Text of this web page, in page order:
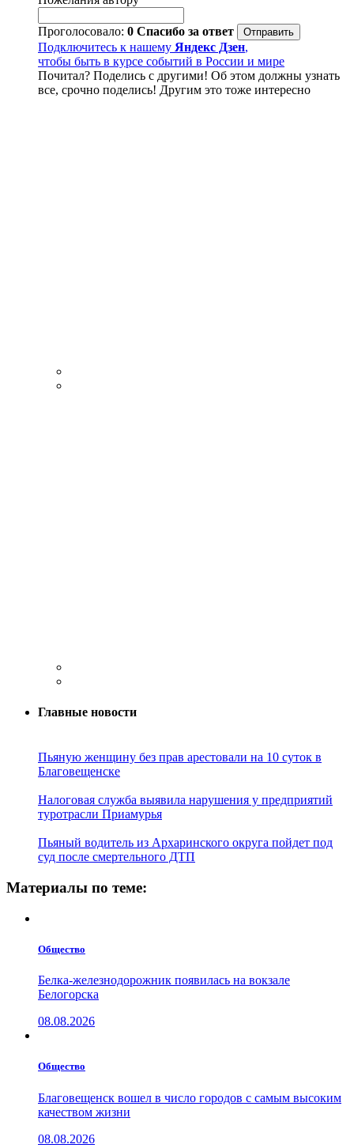
Проголосовало: 0 Спасибо за ответ
Подключитесь к нашему Яндекс Дзен,
чтобы быть в курсе событий в России и мире
Почитал? Поделись с другими! Об этом должны узнать
все, срочно поделись! Другим это тоже интересно
Главные новости
Пьяную женщину без прав арестовали на 10 суток в
Благовещенске
Налоговая служба выявила нарушения у предприятий
туротрасли Приамурья
Пьяный водитель из Архаринского округа пойдет под
суд после смертельного ДТП
Материалы по теме:
Общество
Белка-железнодорожник появилась на вокзале
Белогорска
08.08.2026
Общество
Благовещенск вошел в число городов с самым высоким
качеством жизни
08.08.2026